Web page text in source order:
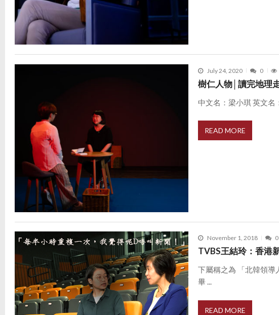
July 24, 2020 0
樹仁人物│讀完地理
中文名：梁小琪 英文名
READ MORE
November 1, 2018 0
TVBS王結玲：香港
下屬稱之為 「北韓領導
畢 ...
READ MORE